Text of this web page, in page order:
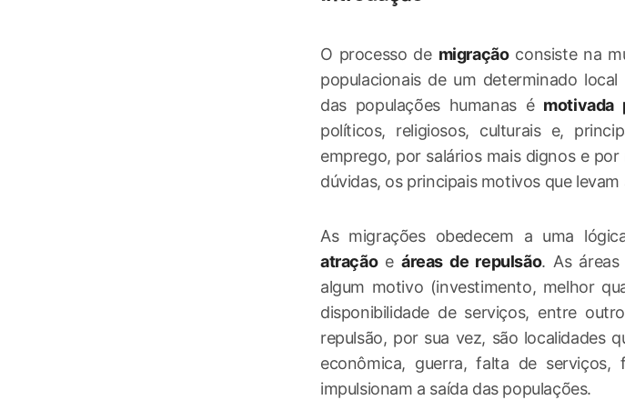
O processo de migraçãoconsiste na
populacionais de um determinado
das populações humanas é motivada
políticos, religiosos, culturais e,
emprego, por salários mais dignos e
dúvidas, os principais motivos que levam
As migrações obedecem a uma
atraçãoeáreas de repulsão. As
algum motivo (investimento, melhor
disponibilidade de serviços, entre
repulsão, por sua vez, são localidades
econômica, guerra, falta de serviços,
impulsionam a saída das populações.